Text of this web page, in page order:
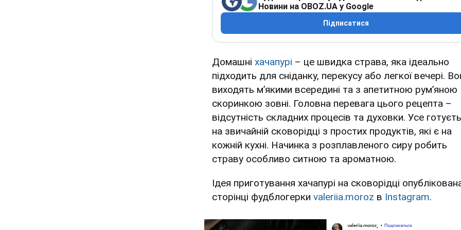
Новини на OBOZ.UA у Google
Підписатися
Домашні хачапурі – це швидка страва, яка ідеально
підходить для сніданку, перекусу або легкої вечері.
виходять м’якими всередині та з апетитною рум’яною
скоринкою зовні. Головна перевага цього рецепта –
відсутність складних процесів та духовки. Усе
на звичайній сковорідці з простих продуктів, які є на
кожній кухні. Начинка з розплавленого сиру робить
страву особливо ситною та ароматною.
Ідея приготування хачапурі на сковорідці
сторінці фудблогерки valeriia.moroz в Instagram.